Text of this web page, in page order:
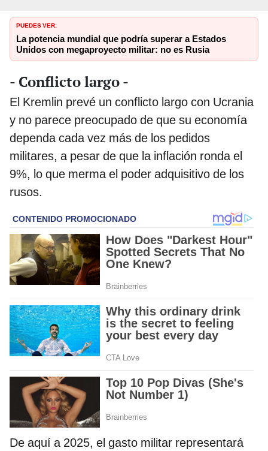
PUEDES VER:
La potencia mundial que podría superar a Estados
Unidos con megaproyecto militar: no es Rusia
- Conflicto largo -
El Kremlin prevé un conflicto largo con Ucrania
y no parece preocupado de que su economía
dependa cada vez más de los pedidos
militares, a pesar de que la inflación ronda el
9%, lo que merma el poder adquisitivo de los
rusos.
De aquí a 2025, el gasto militar representará